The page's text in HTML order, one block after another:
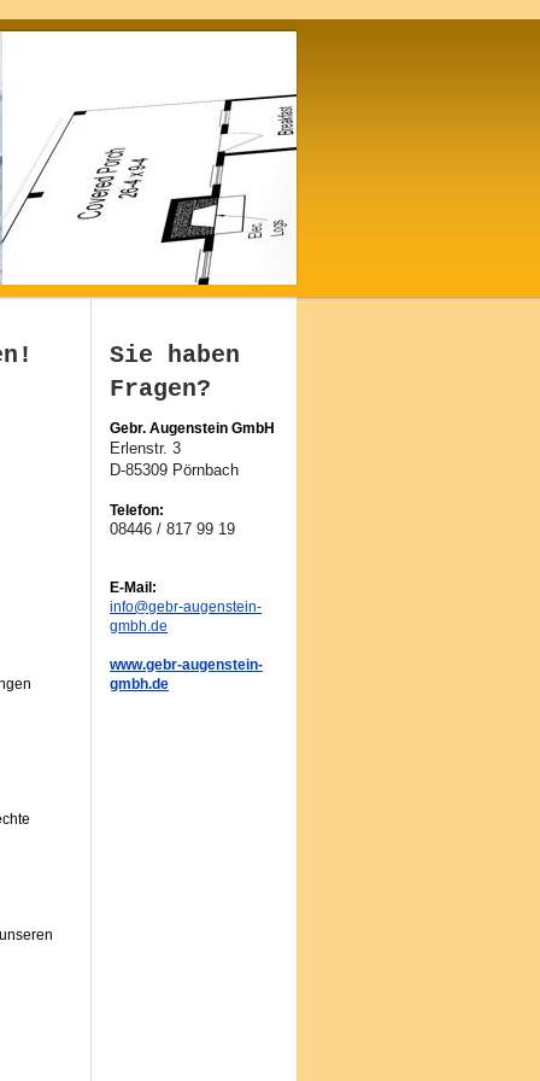
Sie haben
Fragen?
Gebr. Augenstein GmbH
Erlenstr. 3
D-85309 Pörnbach
Telefon:
08446 / 817 99 19
E-Mail:
info@gebr-augenstein-
gmbh.de
www.gebr-augenstein-
gmbh.de